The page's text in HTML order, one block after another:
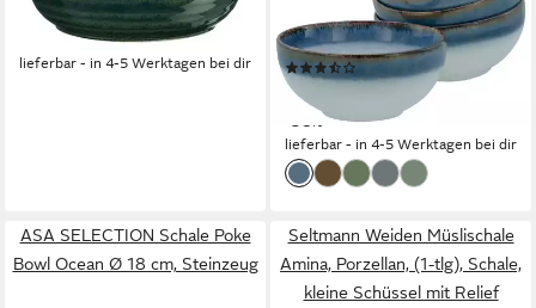
(Bowls), Geschirr
ab 15,90 €
lieferbar - in 4-5 Werktagen bei dir
4-tlg), Rekativglasur, Healthy
Food
(2)
ab 36,95 € 59,99 €
lieferbar - in 4-5 Werktagen bei dir
ASA SELECTION Schale Poke
Bowl Ocean Ø 18 cm, Steinzeug
Seltmann Weiden Müslischale
Amina, Porzellan, (1-tlg), Schale,
kleine Schüssel mit Relief